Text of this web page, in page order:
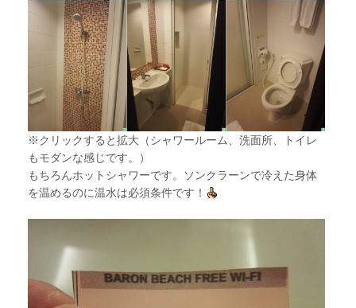
※クリックすると拡大（シャワールーム、洗面所、トイレ
もモダンな感じです。）
もちろんホットシャワーです。ソンクラーンで冷えた身体
を温めるのに温水は必須条件です！